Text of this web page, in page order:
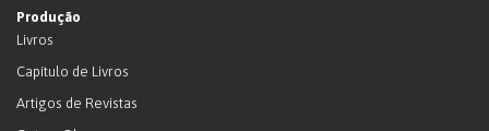
Produção
Livros
Capítulo de Livros
Artigos de Revistas